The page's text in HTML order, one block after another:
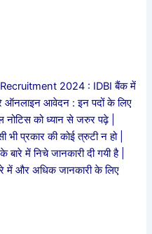
2024 : IDBI बैंक में
ऑनलाइन आवेदन : इन पदों के लिए
को ध्यान से जरुर पढ़े |
प्रकार की कोई त्रुटी न हो |
में निचे जानकारी दी गयी है |
में और अधिक जानकारी के लिए